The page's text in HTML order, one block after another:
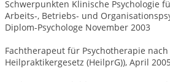
Schwerpunkten Klinische Psychologie
Arbeits-, Betriebs- und
Diplom-Psychologe November 2003
Fachtherapeut für Psychotherapie
Heilpraktikergesetz (HeilprG)), April